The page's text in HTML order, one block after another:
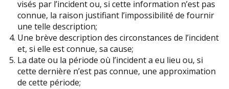
visés par l’incident ou, si cette information n’est pas
connue, la raison justifiant l’impossibilité de fournir
une telle description;
Une brève description des circonstances de l’incident
et, si elle est connue, sa cause;
La date ou la période où l’incident a eu lieu ou, si
cette dernière n’est pas connue, une approximation
de cette période;